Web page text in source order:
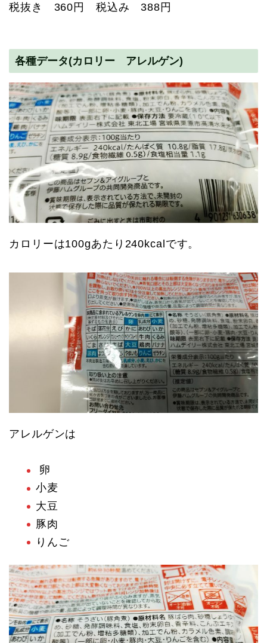
税抜き 360円 税込み 388円
各種データ(カロリー アレルゲン)
カロリーは100gあたり240kcalです。
アレルゲンは
卵
小麦
大豆
豚肉
りんご